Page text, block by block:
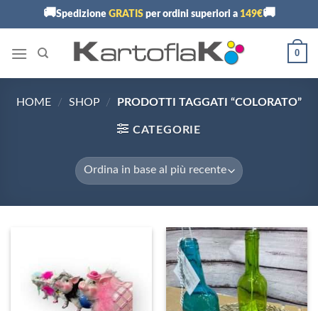
🚚Spedizione GRATISper ordini superiori a 149€🚚
0
HOME / SHOP / PRODOTTI TAGGATI “COLORATO”
CATEGORIE